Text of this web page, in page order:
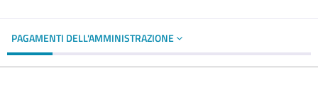
PAGAMENTI DELL'AMMINISTRAZIONE